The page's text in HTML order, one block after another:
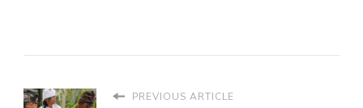
PREVIOUS ARTICLE